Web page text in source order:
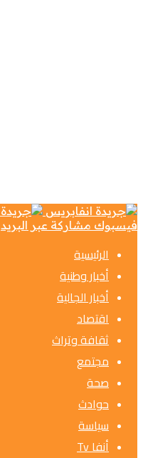
فيسبوك مشاركة عبر البريد
الرئيسية
أخبار وطنية
أخبار الجالية
اقتصاد
ثقافة وتراث
مجتمع
صحة
حوادث
سياسة
أنفا Tv